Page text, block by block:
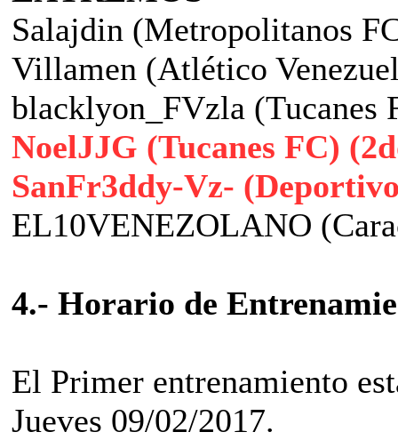
Salajdin (Metropolitanos
Villamen (Atlético
blacklyon_FVzla (Tucanes
NoelJJG (Tucanes FC)
SanFr3ddy-Vz-
EL10VENEZOLANO
4.- Horario de
El Primer entrenamiento
Jueves 09/02/2017.